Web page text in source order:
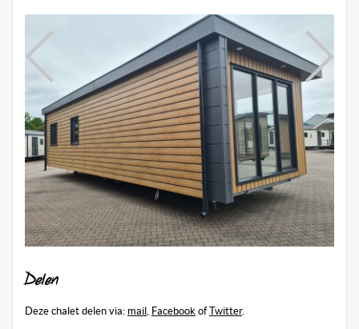
Delen
Deze chalet delen via: mail, Facebook ofTwitter.